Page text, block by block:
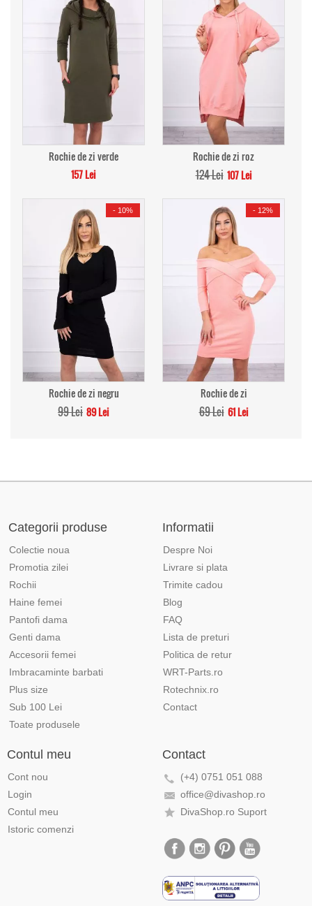
Rochie de zi verde
157 Lei
Rochie de zi roz
124 Lei 107 Lei
- 10%
Rochie de zi negru
99 Lei 89 Lei
- 12%
Rochie de zi
69 Lei 61 Lei
Categorii produse
Colectie noua
Promotia zilei
Rochii
Haine femei
Pantofi dama
Genti dama
Accesorii femei
Imbracaminte barbati
Plus size
Sub 100 Lei
Toate produsele
Informatii
Despre Noi
Livrare si plata
Trimite cadou
Blog
FAQ
Lista de preturi
Politica de retur
WRT-Parts.ro
Rotechnix.ro
Contact
Contul meu
Cont nou
Login
Contul meu
Istoric comenzi
Contact
(+4) 0751 051 088
office@divashop.ro
DivaShop.ro Suport